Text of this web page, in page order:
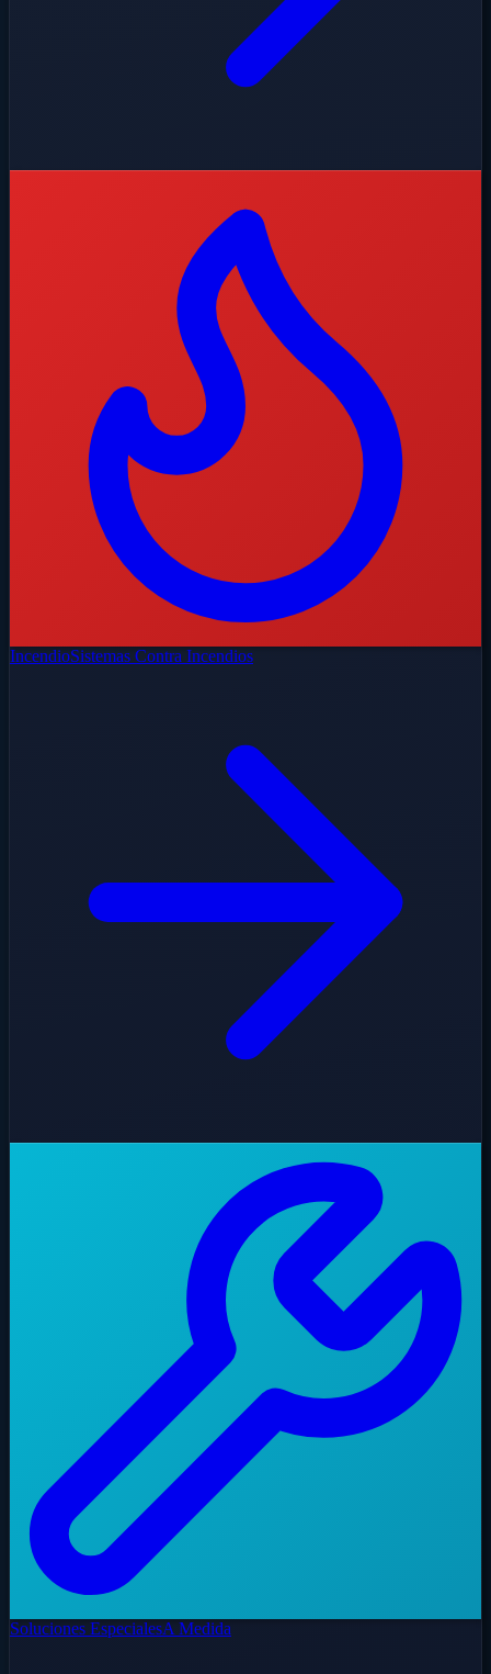
IncendioSistemas Contra Incendios
Soluciones EspecialesA Medida